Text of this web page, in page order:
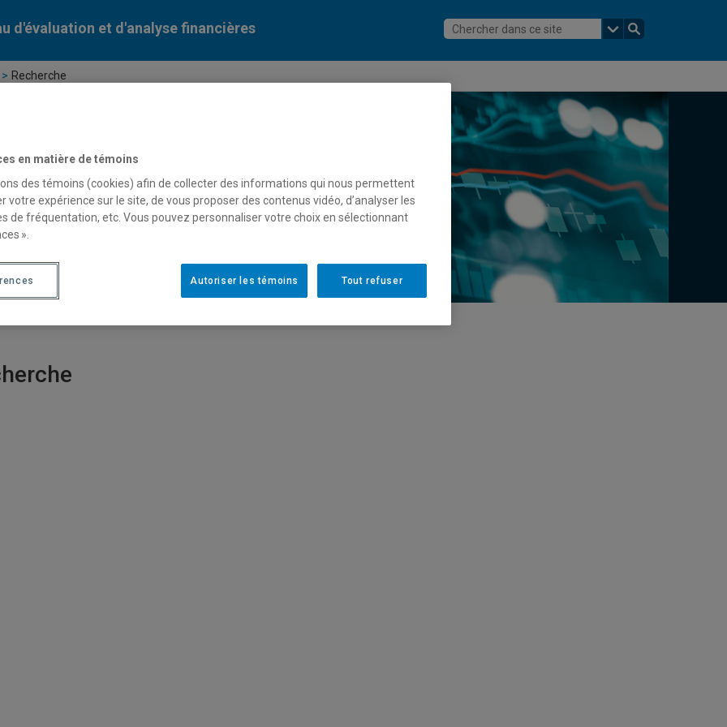
d'évaluation et d'analyse financières
Recherche
en matière de témoins
des témoins (cookies) afin de collecter des informations qui nous permettent
votre expérience sur le site, de vous proposer des contenus vidéo, d’analyser les
de fréquentation, etc. Vous pouvez personnaliser votre choix en sélectionnant
».
Tout refuser
Autoriser les témoins